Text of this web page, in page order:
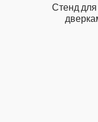
Стенд